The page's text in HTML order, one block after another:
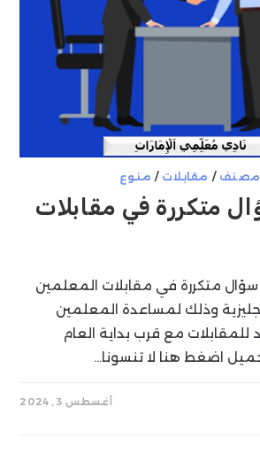
مصنف / مقابلات / منوع
20 سؤال متكررة في مقابلات
نقدم لكم أشهر 20 سؤال متكررة في مقابلات المعلمين
وذلك لمساعدة المعلمين
للمقابلات مع قرب بداية العام
اضغط هنا لا تنسونا…
أغسطس 3, 2024